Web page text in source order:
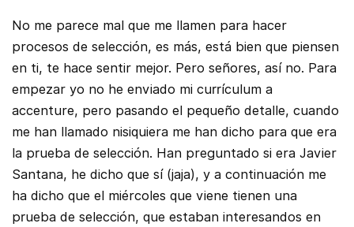
No me parece mal que me llamen para hacer
procesos de selección, es más, está bien que piensen
en ti, te hace sentir mejor. Pero señores, así no. Para
empezar yo no he enviado mi currículum a
accenture, pero pasando el pequeño detalle, cuando
me han llamado nisiquiera me han dicho para que era
la prueba de selección. Han preguntado si era Javier
Santana, he dicho que sí (jaja), y a continuación me
ha dicho que el miércoles que viene tienen una
prueba de selección, que estaban interesandos en